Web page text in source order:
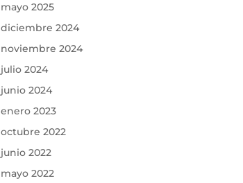
mayo 2025
diciembre 2024
noviembre 2024
julio 2024
junio 2024
enero 2023
octubre 2022
junio 2022
mayo 2022